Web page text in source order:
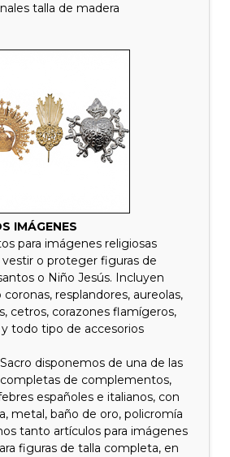
talla de madera
IMÁGENES
para imágenes religiosas
o proteger figuras de
o Niño Jesús. Incluyen
resplandores, aureolas,
cetros, corazones flamígeros,
todo tipo de accesorios
disponemos de una de las
de complementos,
españoles e italianos, con
metal, baño de oro, policromía
tanto artículos para imágenes
figuras de talla completa, en